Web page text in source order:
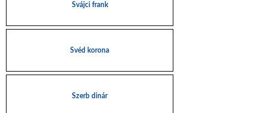
Svájci frank
Svéd korona
Szerb dinár